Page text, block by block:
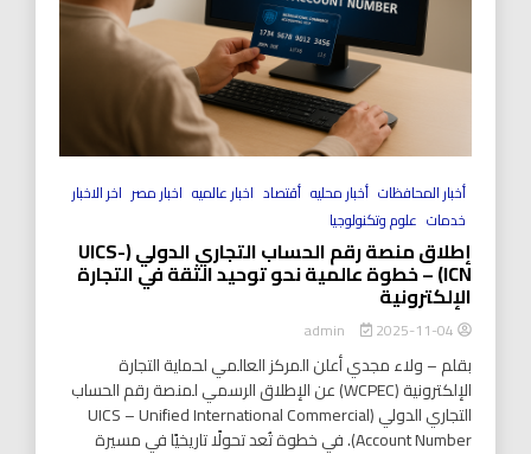
أخبار المحافظات أخبار محليه أقتصاد اخبار عالميه اخبار مصر اخر الاخبار
خدمات علوم وتكنولوجيا
إطلاق منصة رقم الحساب التجاري الدولي (UICS-
ICN) – خطوة عالمية نحو توحيد الثقة في التجارة
الإلكترونية
2025-11-04
بقلم – ولاء مجدي أعلن المركز العالمي لحماية التجارة
الإلكترونية (WCPEC) عن الإطلاق الرسمي لمنصة رقم الحساب
التجاري الدولي (UICS – Unified International Commercial
Account Number). في خطوة تُعد تحولًا تاريخيًا في مسيرة